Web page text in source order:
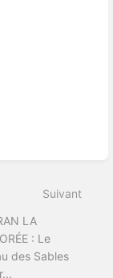
Suivant
LA
: Le
des Sables